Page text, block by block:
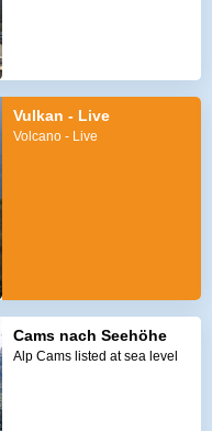
Vulkan - Live
Volcano - Live
Cams nach Seehöhe
Alp Cams listed at sea level